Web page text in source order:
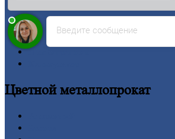
Рельсы
Сетка
Труба
Шестигранник
Цветнойметаллопрокат
Введите сообщение